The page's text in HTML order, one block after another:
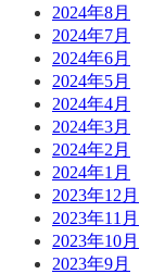
2024年8月
2024年7月
2024年6月
2024年5月
2024年4月
2024年3月
2024年2月
2024年1月
2023年12月
2023年11月
2023年10月
2023年9月